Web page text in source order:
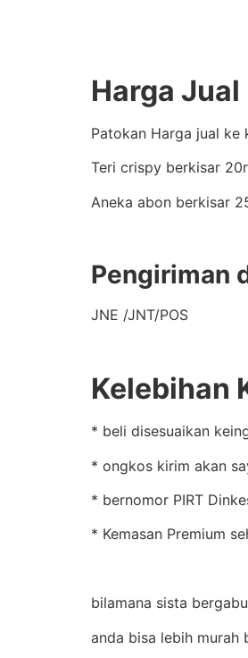
Harga Jual
Patokan Harga jual ke
Teri crispy berkisar
Aneka abon berkisar
Pengiriman
JNE /JNT/POS
Kelebihan
* beli disesuaikan
* ongkos kirim akan
* bernomor PIRT
* Kemasan Premium
bilamana sista
anda bisa lebih murah